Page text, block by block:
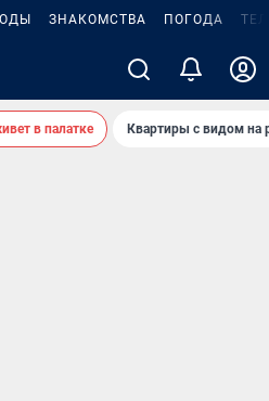
ЗНАКОМСТВА ПОГОДА
в палатке Квартиры с видом на